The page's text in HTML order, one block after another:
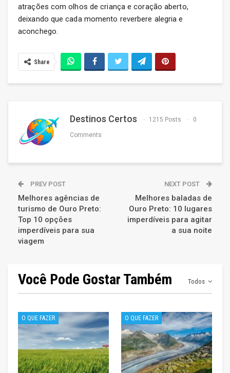
atrações com olhos de criança e coração aberto,
deixando que cada momento reverbere alegria e
aconchego.
Share
Destinos Certos 1215 Posts 0
Comments
PREV POST
Melhores agências de
turismo de Ouro Preto:
Top 10 opções
imperdíveis para sua
viagem
NEXT POST
Melhores baladas de
Ouro Preto: 10 lugares
imperdíveis para agitar
a sua noite
Todos
Você Pode Gostar Também
O QUE FAZER O QUE FAZER